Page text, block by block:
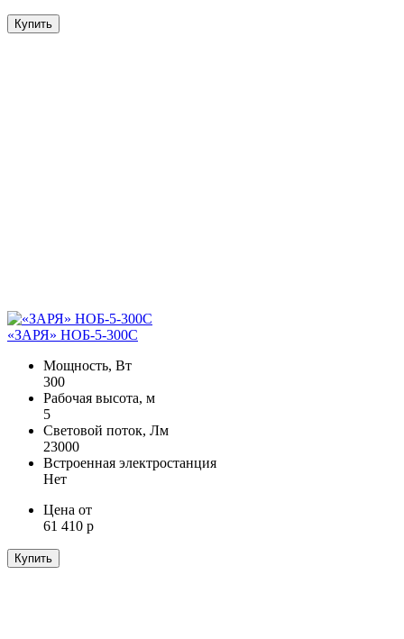
Купить
«ЗАРЯ» НОБ-5-300С
Мощность, Вт
300
Рабочая высота, м
5
Световой поток, Лм
23000
Встроенная электростанция
Нет
Цена от
61 410 р
Купить